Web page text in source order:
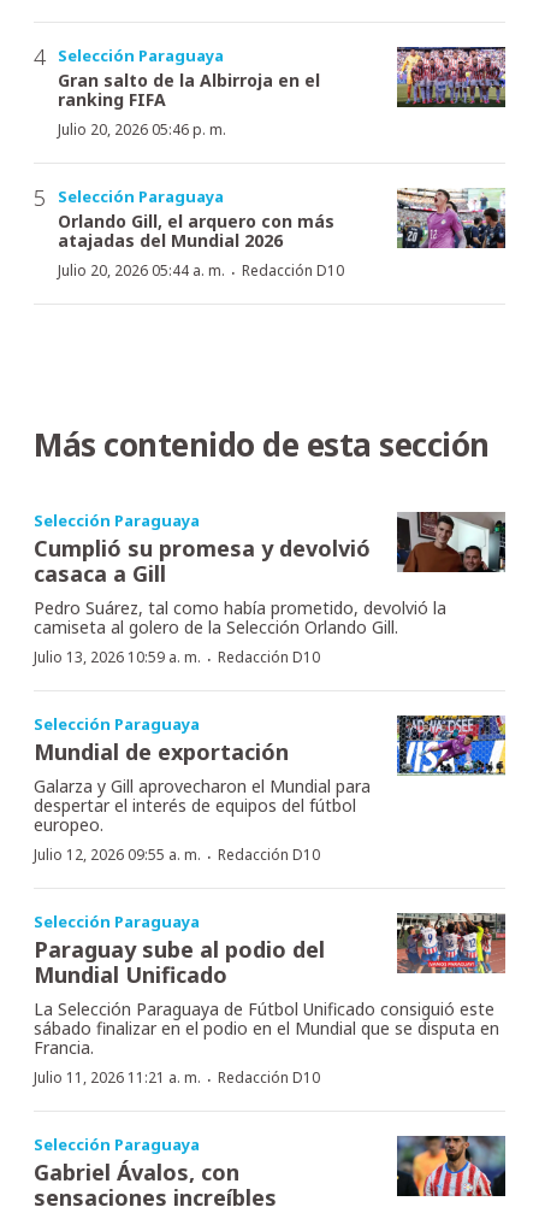
Selección Paraguaya
Gran salto de la Albirroja en el
ranking FIFA
Julio 20, 2026 05:46 p. m.
Selección Paraguaya
Orlando Gill, el arquero con más
atajadas del Mundial 2026
Julio 20, 2026 05:44 a. m. · Redacción D10
Más contenido de esta sección
Selección Paraguaya
Cumplió su promesa y devolvió
casaca a Gill
Pedro Suárez, tal como había prometido, devolvió la
camiseta al golero de la Selección Orlando Gill.
Julio 13, 2026 10:59 a. m. · Redacción D10
Selección Paraguaya
Mundial de exportación
Galarza y Gill aprovecharon el Mundial para
despertar el interés de equipos del fútbol
europeo.
Julio 12, 2026 09:55 a. m. · Redacción D10
Selección Paraguaya
Paraguay sube al podio del
Mundial Unificado
La Selección Paraguaya de Fútbol Unificado consiguió este
sábado finalizar en el podio en el Mundial que se disputa en
Francia.
Julio 11, 2026 11:21 a. m. · Redacción D10
Selección Paraguaya
Gabriel Ávalos, con
sensaciones increíbles